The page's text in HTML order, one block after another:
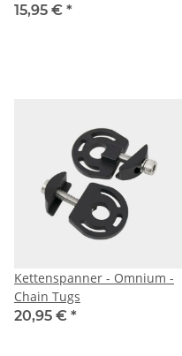
15,95 € *
Kettenspanner - Omnium -
Chain Tugs
20,95 € *